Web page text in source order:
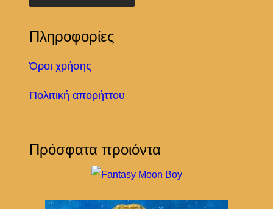
Πληροφορίες
Όροι χρήσης
Πολιτική απορήττου
Πρόσφατα προιόντα